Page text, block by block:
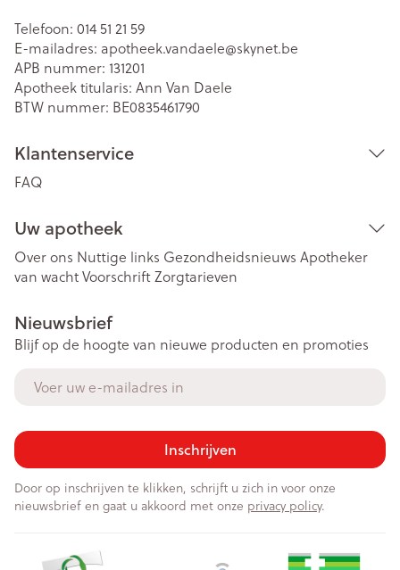
Telefoon: 014 51 21 59
E-mailadres: apotheek.vandaele@skynet.be
APB nummer: 131201
Apotheek titularis: Ann Van Daele
BTW nummer: BE0835461790
Klantenservice
FAQ
Uw apotheek
Over ons Nuttige links Gezondheidsnieuws Apotheker
van wachtVoorschriftZorgtarieven
Nieuwsbrief
Blijf op de hoogte van nieuwe producten en promoties
Inschrijven
Door op inschrijven te klikken, schrijft u zich in voor onze
nieuwsbrief en gaat u akkoord met onze privacy policy.